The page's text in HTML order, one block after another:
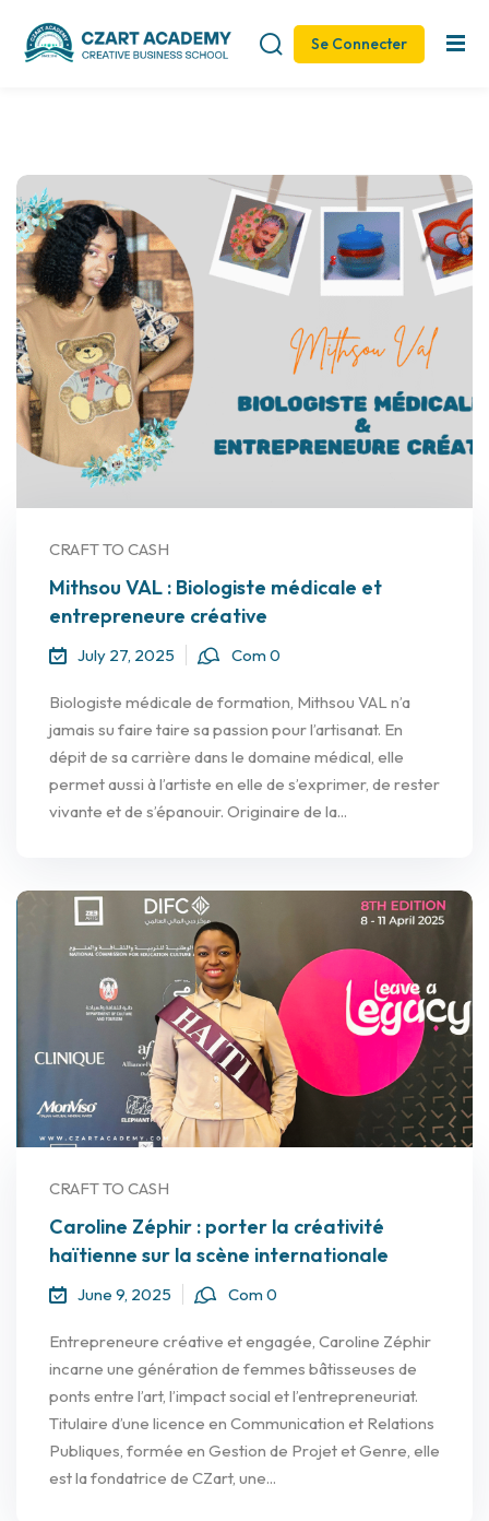
Se Connecter
CRAFT TO CASH
Mithsou VAL : Biologiste médicale et
entrepreneure créative
July 27, 2025 Com 0
Biologiste médicale de formation, Mithsou VAL n’a
jamais su faire taire sa passion pour l’artisanat. En
dépit de sa carrière dans le domaine médical, elle
permet aussi à l’artiste en elle de s’exprimer, de rester
vivante et de s’épanouir. Originaire de la...
CRAFT TO CASH
Caroline Zéphir : porter la créativité
haïtienne sur la scène internationale
June 9, 2025 Com 0
Entrepreneure créative et engagée, Caroline Zéphir
incarne une génération de femmes bâtisseuses de
ponts entre l’art, l’impact social et l’entrepreneuriat.
Titulaire d’une licence en Communication et Relations
Publiques, formée en Gestion de Projet et Genre, elle
est la fondatrice de CZart, une...
Sign in Sign up
Remember me Lost your password?